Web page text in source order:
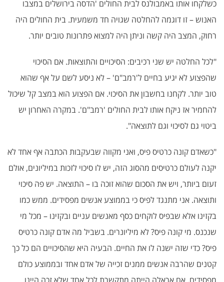
כשלקחו אותו באמבולנס לבית החולים 'הדסה בירושלים במצבו
האנוש – זו דוגמה להחלטה שגויה חד משמעית. בית החולים היה
רחוק, המצב היה קשה וניתן היה למצוא פתרונות טובים יותר.
"לכל החלטה יש שני רכיבים: הסיכויים והתוצאות. אם הסיכוי
שהפצוע לא יגיע בחיים ל'רמב"ם' – לא ניסע לשם על אף שהוא
טוב יותר. לקחנו בחשבון את הסיכוי. אם הפצוע הוא במצב קל שיכול
להחמיר אז ניקח אותו לבית החולים 'רמב"ם'. במקרה האחרון יש
ביטוי גם לסיכוי וגם לתוצאה".
"כשאדם קונה כרטיס פיס, ואני מקווה שבעקבות הכתבה אף אחד לא
יקנה לעולם כרטיסים מהסוג הזה, יש לו סיכוי לזכות במיליונים, אולם
זעום ביותר, ויש את הסכום שהוא זוכה בו – התוצאה. יש פה סיכוי
ותוצאה. אני מתנגד לפיס כי בממוצע אנשים מפסידים. ממש כמו
בקזינו אלא שבפיס לוקחים כסף מאנשים עניים ובקזינו – מכל מי
שנכנס. מי קונה פיס? לא מיליונרים. בשביל מה אדם קונה כרטיס
פיס? כדי שזה ישנה לו את החיים. הבעיה היא שהסיכויים הם כל כך
קטנים שהרבה אנשים ממנים זכייה של אדם אחד ובממוצע כולם